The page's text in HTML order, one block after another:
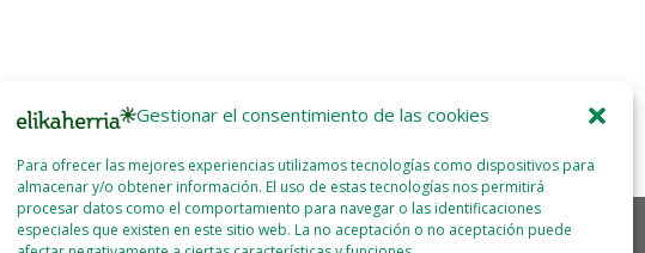
Gestionar el consentimiento de las cookies
Para ofrecer las mejores experiencias utilizamos tecnologías como dispositivos para
almacenar y/o obtener información. El uso de estas tecnologías nos permitirá
procesar datos como el comportamiento para navegar o las identificaciones
especiales que existen en este sitio web. La no aceptación o no aceptación puede